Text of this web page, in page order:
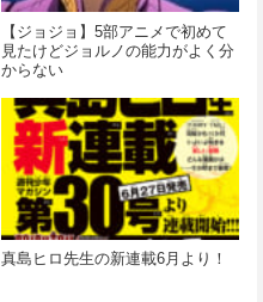
【ジョジョ】5部アニメで初めて
見たけどジョルノの能力がよく分
からない
真島ヒロ先生の新連載6月より！